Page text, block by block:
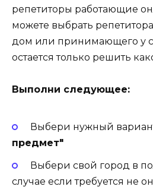
репетиторы работающие
можете выбрать
дом или принимающего у
остается только решить
Выполни следующее:
Выбери нужный
предмет"
Выбери свой город в
случае если требуется не